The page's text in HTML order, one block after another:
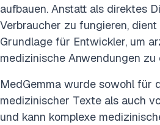
aufbauen. Anstatt als direktes
Verbraucher zu fungieren,
Grundlage für Entwickler, um
medizinische Anwendungen zu
MedGemma wurde sowohl für
medizinischer Texte als auch
und kann komplexe